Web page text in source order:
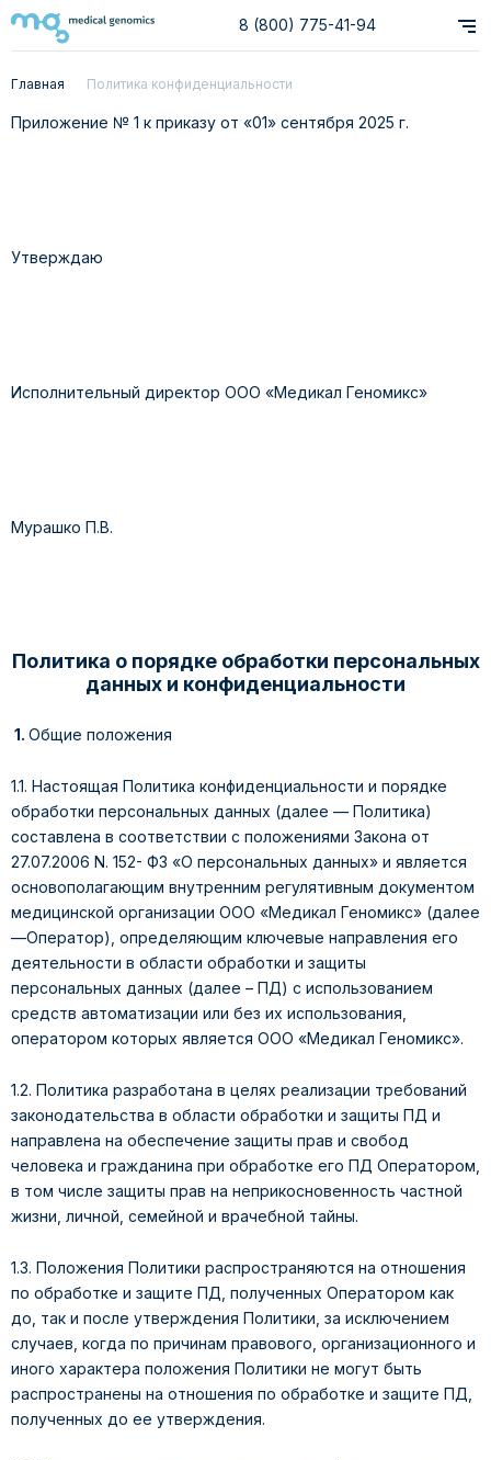
8 (800) 775-41-94
Главная Политика конфиденциальности
Приложение № 1 к приказу от «01» сентября 2025 г.
Утверждаю
Исполнительный директор ООО «Медикал Геномикс»
Мурашко П.В.
Политика о порядке обработки персональных
данных и конфиденциальности
1. Общие положения
1.1. Настоящая Политика конфиденциальности и порядке
обработки персональных данных (далее — Политика)
составлена в соответствии с положениями Закона от
27.07.2006 N. 152- ФЗ «О персональных данных» и является
основополагающим внутренним регулятивным документом
медицинской организации ООО «Медикал Геномикс» (далее
—Оператор), определяющим ключевые направления его
деятельности в области обработки и защиты
персональных данных (далее – ПД) с использованием
средств автоматизации или без их использования,
оператором которых является ООО «Медикал Геномикс».
1.2. Политика разработана в целях реализации требований
законодательства в области обработки и защиты ПД и
направлена на обеспечение защиты прав и свобод
человека и гражданина при обработке его ПД Оператором,
в том числе защиты прав на неприкосновенность частной
жизни, личной, семейной и врачебной тайны.
1.3. Положения Политики распространяются на отношения
по обработке и защите ПД, полученных Оператором как
до, так и после утверждения Политики, за исключением
случаев, когда по причинам правового, организационного и
иного характера положения Политики не могут быть
распространены на отношения по обработке и защите ПД,
полученных до ее утверждения.